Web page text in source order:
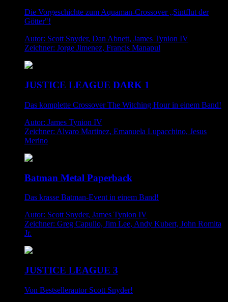
Die Vorgeschichte zum Aquaman-Crossover „Sintflut der
Götter"!
Autor: Scott Snyder, Dan Abnett, James Tynion IV
Zeichner: Jorge Jimenez, Francis Manapul
JUSTICE LEAGUE DARK 1
Das komplette Crossover The Witching Hour in einem Band!
Autor: James Tynion IV
Zeichner: Alvaro Martinez, Emanuela Lupacchino, Jesus
Merino
Batman Metal Paperback
Das krasse Batman-Event in einem Band!
Autor: Scott Snyder, James Tynion IV
Zeichner: Greg Capullo, Jim Lee, Andy Kubert, John Romita
Jr.
JUSTICE LEAGUE 3
Von Bestsellerautor Scott Snyder!